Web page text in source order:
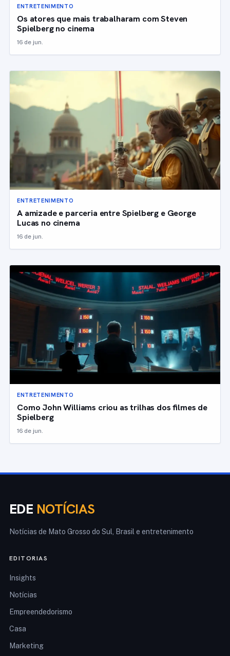
ENTRETENIMENTO
Os atores que mais trabalharam com Steven
Spielberg no cinema
16 de jun.
ENTRETENIMENTO
A amizade e parceria entre Spielberg e George
Lucas no cinema
16 de jun.
ENTRETENIMENTO
Como John Williams criou as trilhas dos filmes de
Spielberg
16 de jun.
EDE NOTÍCIAS
Notícias de Mato Grosso do Sul, Brasil e entretenimento
EDITORIAS
Insights
Notícias
Empreendedorismo
Casa
Marketing